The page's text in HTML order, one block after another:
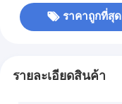
ราคาถูกที่สุด
รายละเอียดสินค้า